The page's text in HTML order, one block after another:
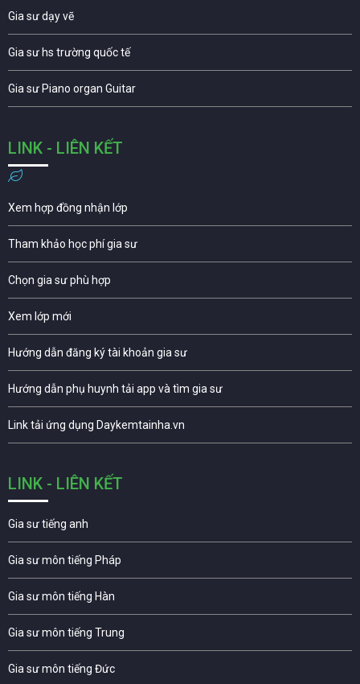
Gia sư dạy vẽ
Gia sư hs trường quốc tế
Gia sư Piano organ Guitar
LINK - LIÊN KẾT
Xem hợp đồng nhận lớp
Tham khảo học phí gia sư
Chọn gia sư phù hợp
Xem lớp mới
Hướng dẫn đăng ký tài khoản gia sư
Hướng dẫn phụ huynh tải app và tìm gia sư
Link tải ứng dụng Daykemtainha.vn
LINK - LIÊN KẾT
Gia sư tiếng anh
Gia sư môn tiếng Pháp
Gia sư môn tiếng Hàn
Gia sư môn tiếng Trung
Gia sư môn tiếng Đức